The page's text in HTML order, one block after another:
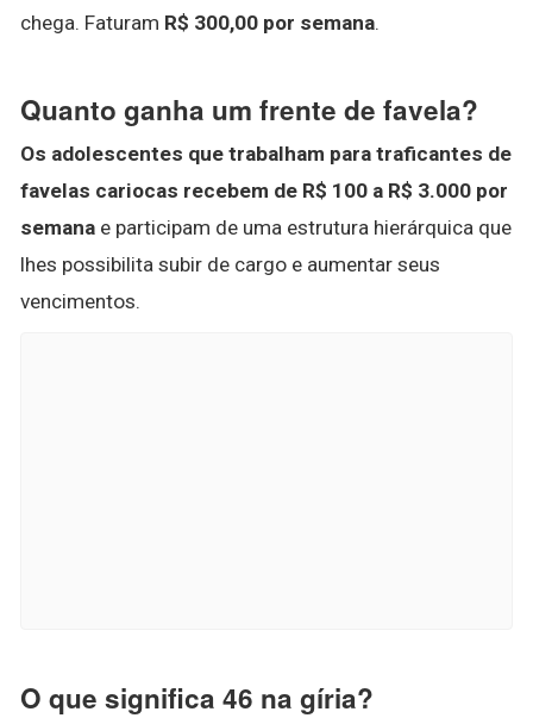
chega. Faturam R$ 300,00 por semana.
Quanto ganha um frente de favela?
Os adolescentes que trabalham para traficantes de
favelas cariocas recebem de R$ 100 a R$ 3.000 por
semana e participam de uma estrutura hierárquica que
lhes possibilita subir de cargo e aumentar seus
vencimentos.
O que significa 46 na gíria?